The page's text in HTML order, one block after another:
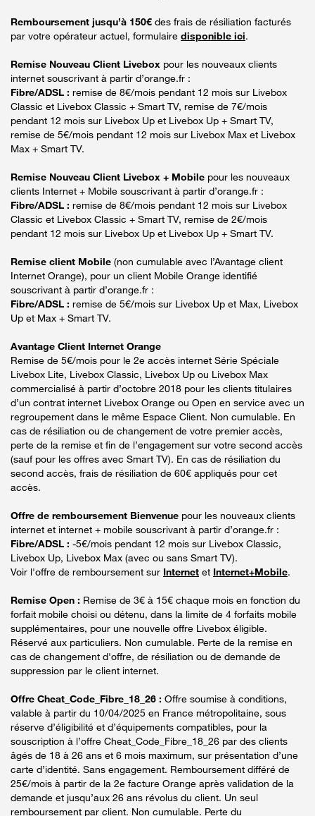
Remboursement jusqu’à 150€ des frais de résiliation facturés
par votre opérateur actuel, formulaire disponible ici.
Remise Nouveau Client Livebox pour les nouveaux clients
internet souscrivant à partir d’orange.fr :
Fibre/ADSL : remise de 8€/mois pendant 12 mois sur Livebox
Classic et Livebox Classic + Smart TV, remise de 7€/mois
pendant 12 mois sur Livebox Up et Livebox Up + Smart TV,
remise de 5€/mois pendant 12 mois sur Livebox Max et Livebox
Max + Smart TV.
Remise Nouveau Client Livebox + Mobile pour les nouveaux
clients Internet + Mobile souscrivant à partir d’orange.fr :
Fibre/ADSL : remise de 8€/mois pendant 12 mois sur Livebox
Classic et Livebox Classic + Smart TV, remise de 2€/mois
pendant 12 mois sur Livebox Up et Livebox Up + Smart TV.
Remise client Mobile (non cumulable avec l’Avantage client
Internet Orange), pour un client Mobile Orange identifié
souscrivant à partir d’orange.fr :
Fibre/ADSL : remise de 5€/mois sur Livebox Up et Max, Livebox
Up et Max + Smart TV.
Avantage Client Internet Orange
Remise de 5€/mois pour le 2e accès internet Série Spéciale
Livebox Lite, Livebox Classic, Livebox Up ou Livebox Max
commercialisé à partir d’octobre 2018 pour les clients titulaires
d’un contrat internet Livebox Orange ou Open en service avec un
regroupement dans le même Espace Client. Non cumulable. En
cas de résiliation ou de changement de votre premier accès,
perte de la remise et fin de l’engagement sur votre second accès
(sauf pour les offres avec Smart TV). En cas de résiliation du
second accès, frais de résiliation de 60€ appliqués pour cet
accès.
Offre de remboursement Bienvenue pour les nouveaux clients
internet et internet + mobile souscrivant à partir d’orange.fr :
Fibre/ADSL : -5€/mois pendant 12 mois sur Livebox Classic,
Livebox Up, Livebox Max (avec ou sans Smart TV).
Voir l'offre de remboursement sur Internet et Internet+Mobile.
Remise Open : Remise de 3€ à 15€ chaque mois en fonction du
forfait mobile choisi ou détenu, dans la limite de 4 forfaits mobile
supplémentaires, pour une nouvelle offre Livebox éligible.
Réservé aux particuliers. Non cumulable. Perte de la remise en
cas de changement d'offre, de résiliation ou de demande de
suppression par le client internet.
Offre Cheat_Code_Fibre_18_26 : Offre soumise à conditions,
valable à partir du 10/04/2025 en France métropolitaine, sous
réserve d’éligibilité et d’équipements compatibles, pour la
souscription à l’offre Cheat_Code_Fibre_18_26 par des clients
âgés de 18 à 26 ans et 6 mois maximum, sur présentation d’une
carte d’identité. Sans engagement. Remboursement différé de
25€/mois à partir de la 2e facture Orange après validation de la
demande et jusqu’aux 26 ans révolus du client. Un seul
remboursement par client. Non cumulable. Perte du